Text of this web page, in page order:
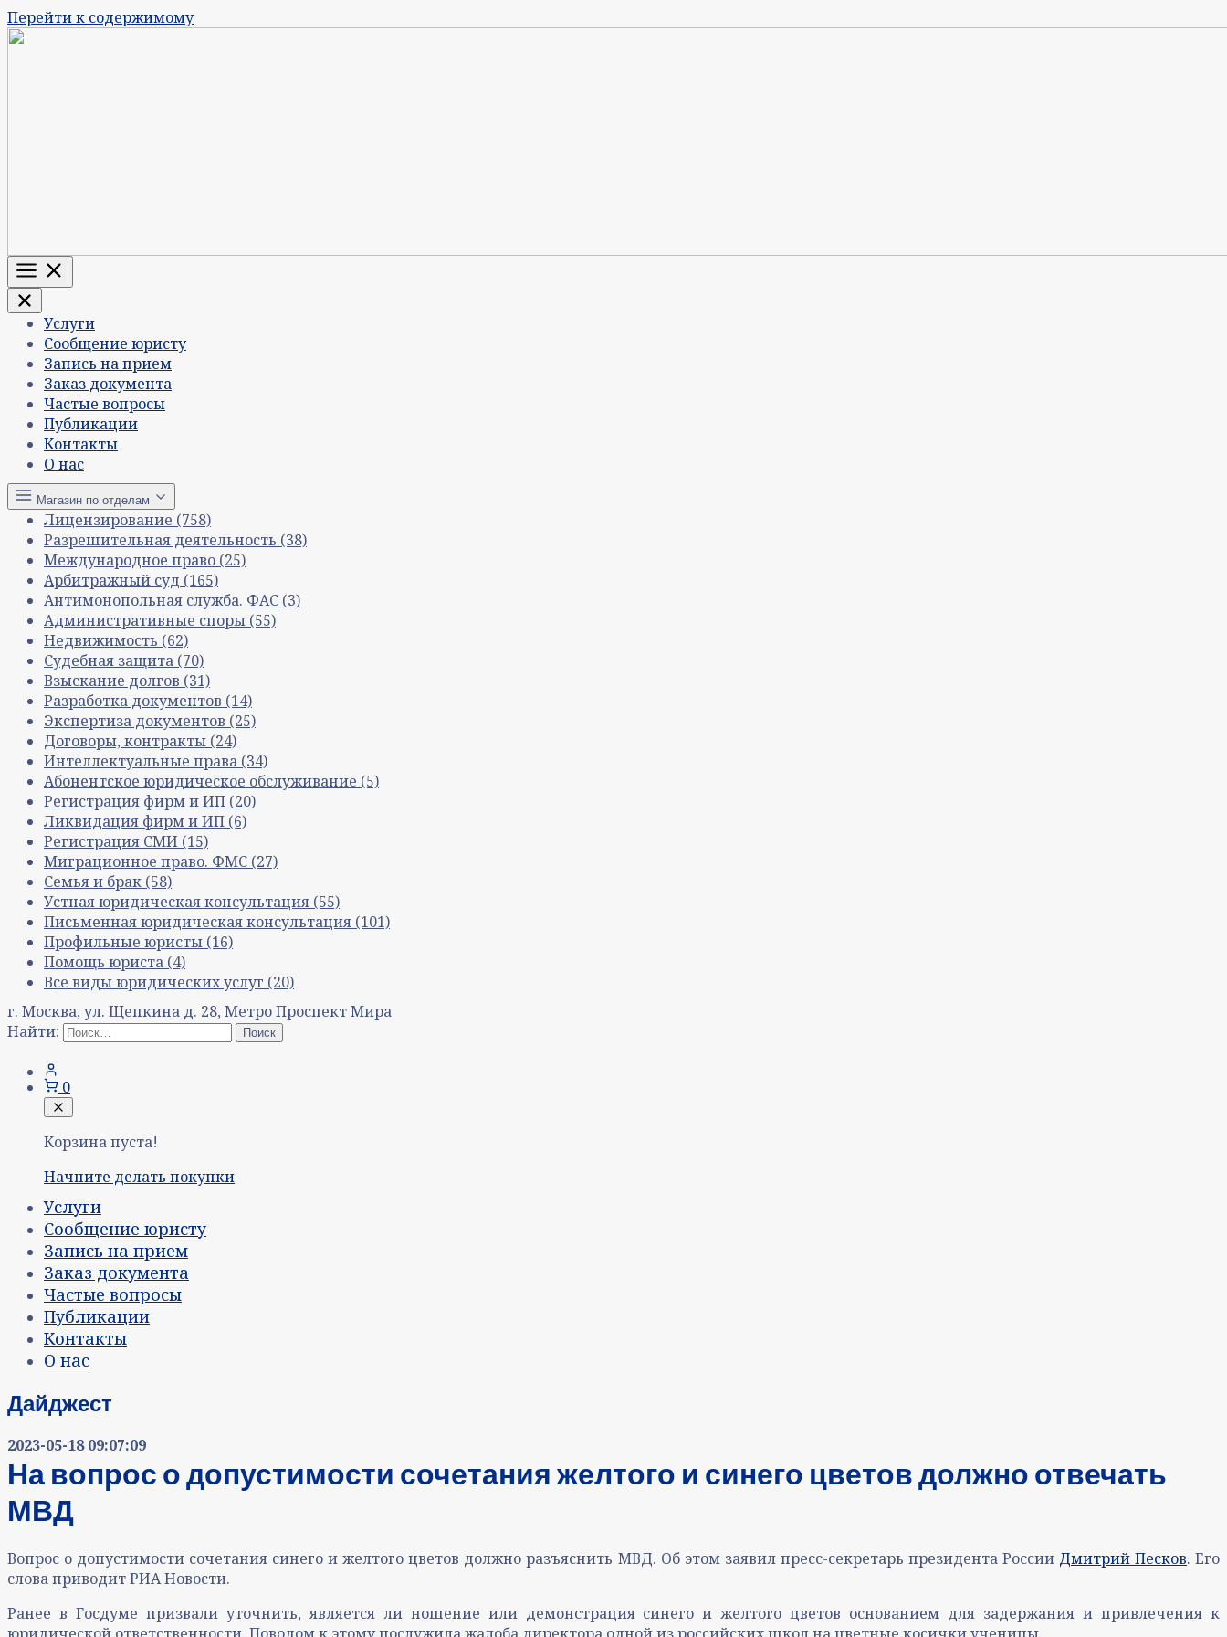
Перейти к содержимому
Меню
Услуги
Сообщение юристу
Запись на прием
Заказ документа
Частые вопросы
Публикации
Контакты
О нас
Магазин по отделам
Лицензирование (758)
Разрешительная деятельность (38)
Международное право (25)
Арбитражный суд (165)
Антимонопольная служба. ФАС (3)
Административные споры (55)
Недвижимость (62)
Судебная защита (70)
Взыскание долгов (31)
Разработка документов (14)
Экспертиза документов (25)
Договоры, контракты (24)
Интеллектуальные права (34)
Абонентское юридическое обслуживание (5)
Регистрация фирм и ИП (20)
Ликвидация фирм и ИП (6)
Регистрация СМИ (15)
Миграционное право. ФМС (27)
Семья и брак (58)
Устная юридическая консультация (55)
Письменная юридическая консультация (101)
Профильные юристы (16)
Помощь юриста (4)
Все виды юридических услуг (20)
г. Москва, ул. Щепкина д. 28, Метро Проспект Мира
Найти:
0
Корзина пуста!
Начните делать покупки
Услуги
Сообщение юристу
Запись на прием
Заказ документа
Частые вопросы
Публикации
Контакты
О нас
Дайджест
2023-05-18 09:07:09
На вопрос о допустимости сочетания желтого и синего цветов должно отвечать
МВД
Вопрос о допустимости сочетания синего и желтого цветов должно разъяснить МВД. Об этом заявил пресс-секретарь президента России Дмитрий Песков. Его
слова приводит РИА Новости.
Ранее в Госдуме призвали уточнить, является ли ношение или демонстрация синего и желтого цветов основанием для задержания и привлечения к